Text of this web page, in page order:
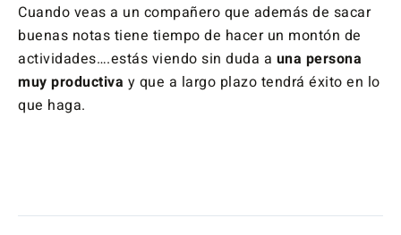
Cuando veas a un compañero que además de sacar
buenas notas tiene tiempo de hacer un montón de
actividades….estás viendo sin duda a una persona
muy productiva y que a largo plazo tendrá éxito en lo
que haga.